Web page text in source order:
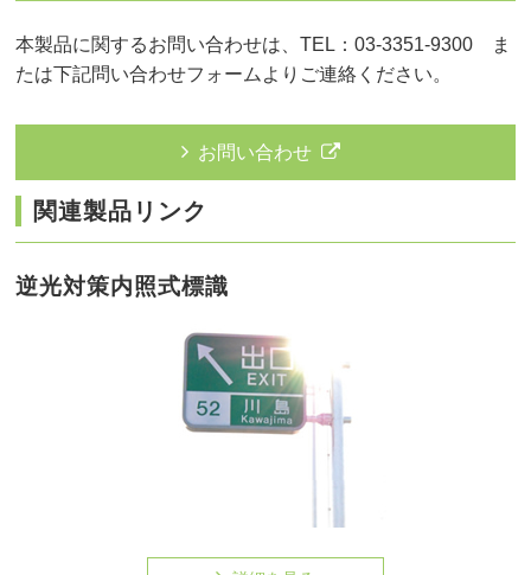
本製品に関するお問い合わせは、TEL：03-3351-9300 ま
たは下記問い合わせフォームよりご連絡ください。
お問い合わせ
関連製品リンク
逆光対策内照式標識